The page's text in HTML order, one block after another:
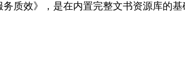
质效》，是在内置完整文书资源库的基